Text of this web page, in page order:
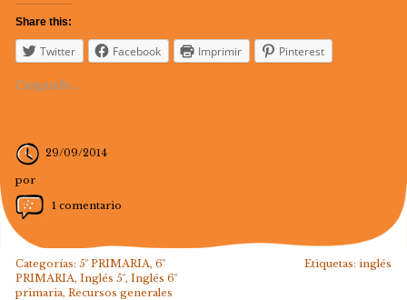
Share this:
Twitter Facebook Imprimir Pinterest
Cargando...
29/09/2014
por
1 comentario
Categorías: 5º PRIMARIA, 6º
PRIMARIA, Inglés 5º, Inglés 6º
primaria, Recursos generales
Etiquetas:inglés